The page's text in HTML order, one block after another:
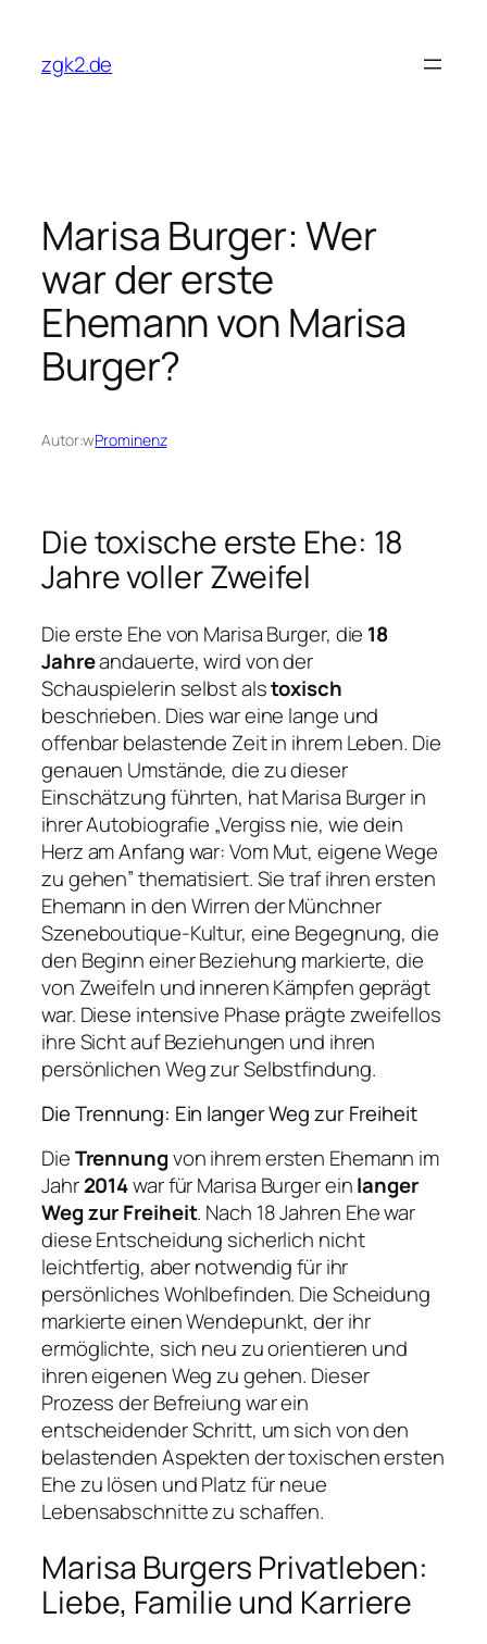
treścizgk2.de
Marisa Burger: Wer
war der erste
Ehemann von Marisa
Burger?
Autor:wProminenz
Die toxische erste Ehe: 18
Jahre voller Zweifel
Die erste Ehe von Marisa Burger, die 18
Jahreandauerte, wird von der
Schauspielerin selbst alstoxisch
beschrieben. Dies war eine lange und
offenbar belastende Zeit in ihrem Leben. Die
genauen Umstände, die zu dieser
Einschätzung führten, hat Marisa Burger in
ihrer Autobiografie „Vergiss nie, wie dein
Herz am Anfang war: Vom Mut, eigene Wege
zu gehen” thematisiert. Sie traf ihren ersten
Ehemann in den Wirren der Münchner
Szeneboutique-Kultur, eine Begegnung, die
den Beginn einer Beziehung markierte, die
von Zweifeln und inneren Kämpfen geprägt
war. Diese intensive Phase prägte zweifellos
ihre Sicht auf Beziehungen und ihren
persönlichen Weg zur Selbstfindung.
Die Trennung: Ein langer Weg zur Freiheit
DieTrennungvon ihrem ersten Ehemann im
Jahr2014war für Marisa Burger einlanger
Weg zur Freiheit. Nach 18 Jahren Ehe war
diese Entscheidung sicherlich nicht
leichtfertig, aber notwendig für ihr
persönliches Wohlbefinden. Die Scheidung
markierte einen Wendepunkt, der ihr
ermöglichte, sich neu zu orientieren und
ihren eigenen Weg zu gehen. Dieser
Prozess der Befreiung war ein
entscheidender Schritt, um sich von den
belastenden Aspekten der toxischen ersten
Ehe zu lösen und Platz für neue
Lebensabschnitte zu schaffen.
Marisa Burgers Privatleben:
Liebe, Familie und Karriere